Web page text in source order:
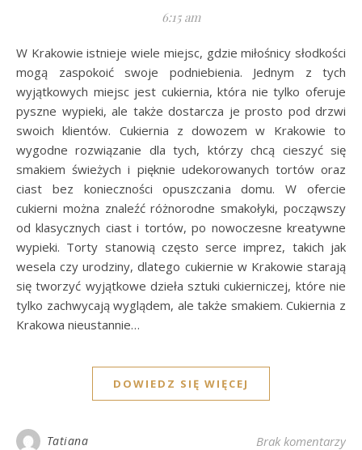
6:15 am
W Krakowie istnieje wiele miejsc, gdzie miłośnicy słodkości
mogą zaspokoić swoje podniebienia. Jednym z tych
wyjątkowych miejsc jest cukiernia, która nie tylko oferuje
pyszne wypieki, ale także dostarcza je prosto pod drzwi
swoich klientów. Cukiernia z dowozem w Krakowie to
wygodne rozwiązanie dla tych, którzy chcą cieszyć się
smakiem świeżych i pięknie udekorowanych tortów oraz
ciast bez konieczności opuszczania domu. W ofercie
cukierni można znaleźć różnorodne smakołyki, począwszy
od klasycznych ciast i tortów, po nowoczesne kreatywne
wypieki. Torty stanowią często serce imprez, takich jak
wesela czy urodziny, dlatego cukiernie w Krakowie starają
się tworzyć wyjątkowe dzieła sztuki cukierniczej, które nie
tylko zachwycają wyglądem, ale także smakiem. Cukiernia z
Krakowa nieustannie…
DOWIEDZ SIĘ WIĘCEJ
Tatiana Brak komentarzy